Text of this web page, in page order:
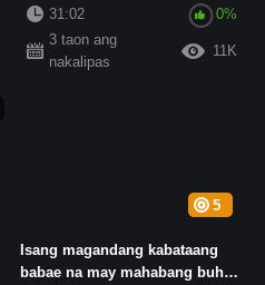
nagpapakita ng kanyang
bagong m...
31:02
0%
3 taon ang
nakalipas
11K
5
Isang magandang kabataang
babae na may mahabang buhok